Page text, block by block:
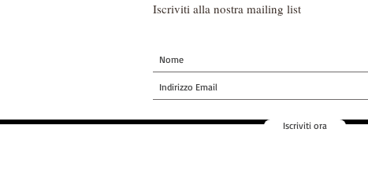
Iscriviti alla nostra mailing list
Iscriviti ora